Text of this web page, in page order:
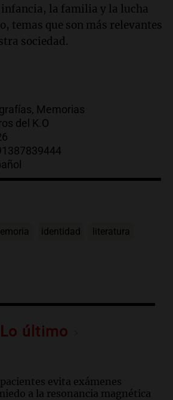
la familia y la lucha
temas que son más relevantes
sociedad.
Memorias
del K.O
identidad literatura
Lo último
evita exámenes
a la resonancia magnética